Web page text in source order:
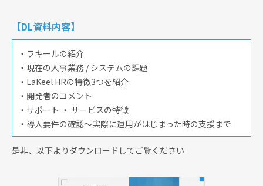
【DL資料内容】
・ラキールの紹介
・現在の人事業務 / システムの課題
・LaKeel HRの特徴3つを紹介
・開発者のコメント
・サポート ・ サービスの特徴
・導入要件の確認～実際に運用がはじまった時の支援まで
是非、以下よりダウンロードしてご覧ください